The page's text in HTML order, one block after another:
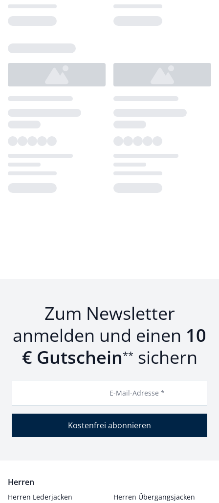
Zum Newsletter
anmelden und einen 10
€ Gutschein** sichern
E-Mail-Adresse *
Kostenfrei abonnieren
Herren
Herren Lederjacken
Herren Übergangsjacken